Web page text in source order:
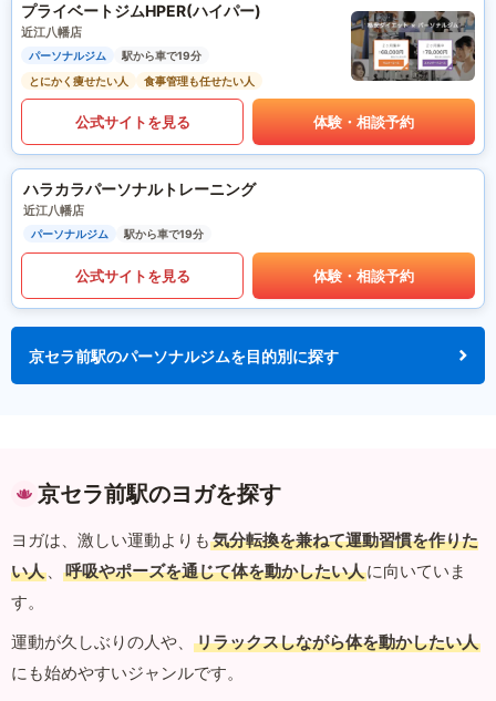
プライベートジムHPER(ハイパー)
近江八幡店
パーソナルジム
駅から車で19分
とにかく痩せたい人
食事管理も任せたい人
公式サイトを見る 体験・相談予約
ハラカラパーソナルトレーニング
近江八幡店
パーソナルジム 駅から車で19分
公式サイトを見る 体験・相談予約
京セラ前駅のパーソナルジムを目的別に探す
京セラ前駅のヨガを探す
ヨガは、激しい運動よりも 気分転換を兼ねて運動習慣を作りた
い人 、 呼吸やポーズを通じて体を動かしたい人に向いていま
す。
運動が久しぶりの人や、
リラックスしながら体を動かしたい人
にも始めやすいジャンルです。